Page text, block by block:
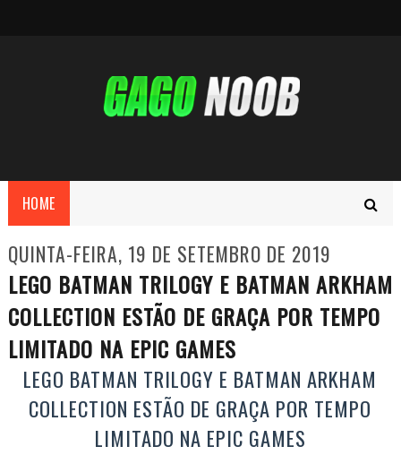
HOME
QUINTA-FEIRA, 19 DE SETEMBRO DE 2019
LEGO BATMAN TRILOGY E BATMAN ARKHAM
COLLECTION ESTÃO DE GRAÇA POR TEMPO
LIMITADO NA EPIC GAMES
LEGO BATMAN TRILOGY E BATMAN ARKHAM
COLLECTION ESTÃO DE GRAÇA POR TEMPO
LIMITADO NA EPIC GAMES